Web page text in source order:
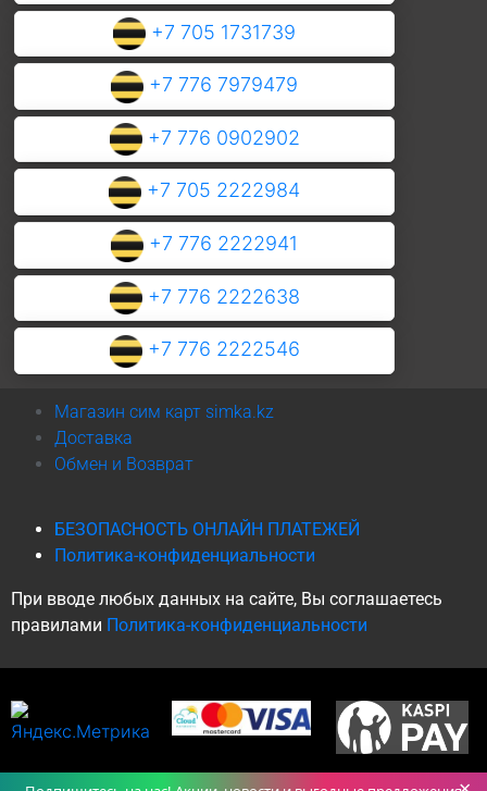
+7 705 1731739
+7 776 7979479
+7 776 0902902
+7 705 2222984
+7 776 2222941
+7 776 2222638
+7 776 2222546
Магазин сим карт simka.kz
Доставка
Обмен и Возврат
БЕЗОПАСНОСТЬ ОНЛАЙН ПЛАТЕЖЕЙ
Политика-конфиденциальности
При вводе любых данных на сайте, Вы соглашаетесь
правилами Политика-конфиденциальности